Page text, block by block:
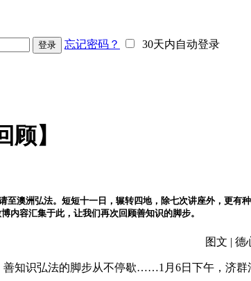
登录
忘记密码？ 30天内自动登录
顾】
澳洲弘法。短短十一日，辗转四地，除七次讲座外，更
内容汇集于此，让我们再次回顾善知识的脚步。
图文 | 德
识弘法的脚步从不停歇……1月6日下午，济群